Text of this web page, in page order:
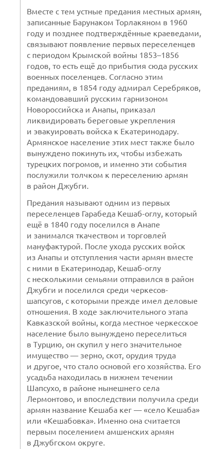
Вместе с тем устные предания местных армян,
записанные Барунаком Торлакяном в 1960
году и позднее подтверждённые краеведами,
связывают появление первых переселенцев
с периодом Крымской войны 1853–1856
годов, то есть ещё до прибытия сюда русских
военных поселенцев. Согласно этим
преданиям, в 1854 году адмирал Серебряков,
командовавший русским гарнизоном
Новороссийска и Анапы, приказал
ликвидировать береговые укрепления
и эвакуировать войска к Екатеринодару.
Армянское население этих мест также было
вынуждено покинуть их, чтобы избежать
турецких погромов, и именно эти события
послужили толчком к переселению армян
в район Джубги.
Предания называют одним из первых
переселенцев Гарабеда Кешаб-оглу, который
ещё в 1840 году поселился в Анапе
и занимался ткачеством и торговлей
мануфактурой. После ухода русских войск
из Анапы и отступления части армян вместе
с ними в Екатеринодар, Кешаб-оглу
с несколькими семьями отправился в район
Джубги и поселился среди черкесов-
шапсугов, с которыми прежде имел деловые
отношения. В ходе заключительного этапа
Кавказской войны, когда местное черкесское
население было вынуждено переселиться
в Турцию, он скупил у него значительное
имущество — зерно, скот, орудия труда
и другое, что стало основой его хозяйства. Его
усадьба находилась в нижнем течении
Шапсухо, в районе нынешнего села
Лермонтово, и впоследствии получила среди
армян название Кешаба кег — «село Кешаба»
или «Кешабовка». Именно она считается
первым поселением амшенских армян
в Джубгском округе.